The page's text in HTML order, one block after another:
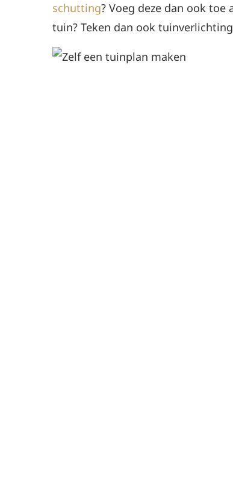
schutting? Voeg deze dan ook toe
tuin? Teken dan ook